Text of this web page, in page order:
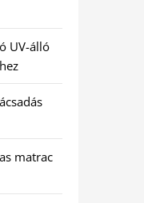
UV-álló
matrac